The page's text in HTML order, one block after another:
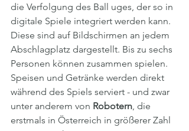
die Verfolgung des Ball uges, der so in
digitale Spiele integriert werden kann.
Diese sind auf Bildschirmen an jedem
Abschlagplatz dargestellt. Bis zu sechs
Personen können zusammen spielen.
Speisen und Getränke werden direkt
während des Spiels serviert - und zwar
unter anderem von Robotern , die
erstmals in Österreich in größerer Zahl